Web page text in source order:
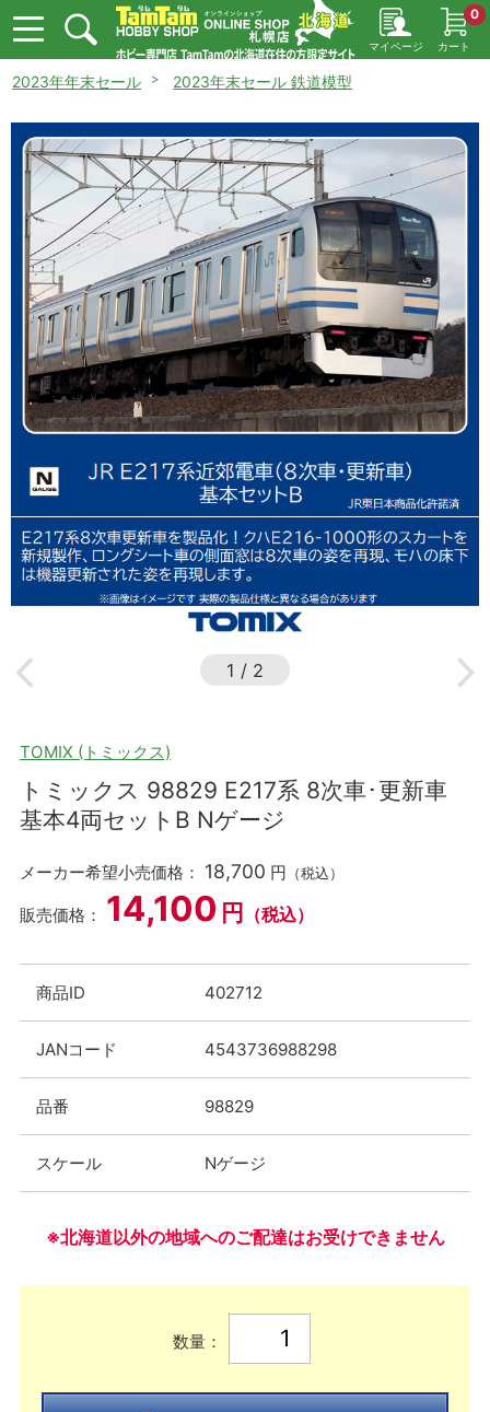
マイページ カート
0
2023年年末セール 2023年末セール 鉄道模型
1 / 2
TOMIX (トミックス)
トミックス 98829 E217系 8次車･更新車
基本4両セットB Nゲージ
メーカー希望小売価格： 18,700 円 （税込）
販売価格： 14,100 円 （税込）
商品ID 402712
JANコード 4543736988298
品番 98829
スケール Nゲージ
※北海道以外の地域へのご配達はお受けできません
数量：